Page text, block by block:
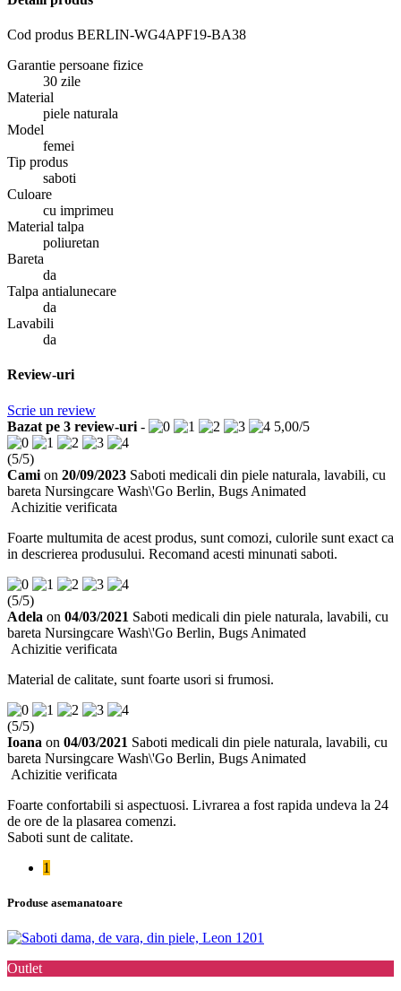
Cod produs BERLIN-WG4APF19-BA38
Garantie persoane fizice
30 zile
Material
piele naturala
Model
femei
Tip produs
saboti
Culoare
cu imprimeu
Material talpa
poliuretan
Bareta
da
Talpa antialunecare
da
Lavabili
da
Review-uri
Scrie un review
Bazat pe 3 review-uri - 5,00/5
(5/5)
Cami on 20/09/2023 Saboti medicali din piele naturala, lavabili, cu
bareta Nursingcare Wash\'Go Berlin, Bugs Animated
Achizitie verificata
Foarte multumita de acest produs, sunt comozi, culorile sunt exact ca
in descrierea produsului. Recomand acesti minunati saboti.
(5/5)
Adela on 04/03/2021 Saboti medicali din piele naturala, lavabili, cu
bareta Nursingcare Wash\'Go Berlin, Bugs Animated
Achizitie verificata
Material de calitate, sunt foarte usori si frumosi.
(5/5)
Ioana on 04/03/2021 Saboti medicali din piele naturala, lavabili, cu
bareta Nursingcare Wash\'Go Berlin, Bugs Animated
Achizitie verificata
Foarte confortabili si aspectuosi. Livrarea a fost rapida undeva la 24
de ore de la plasarea comenzi.
Saboti sunt de calitate.
1
Produse asemanatoare
Outlet